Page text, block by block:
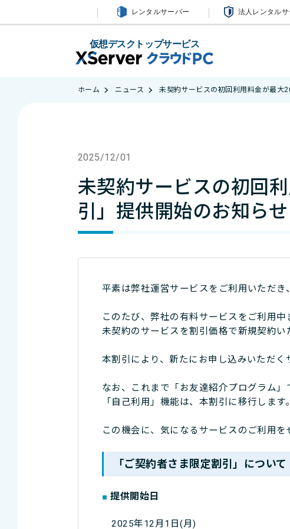
レンタルサーバー 法人レンタル
仮想デスクトップサービス
ホーム ニュース 未契約サービスの初回利用料金が最大
2025/12/01
未契約サービスの初回
引」提供開始のお知らせ
平素は弊社運営サービスをご利用いただき
このたび、弊社の有料サービスをご利用
未契約のサービスを割引価格で新規契約
本割引により、新たにお申し込みいただく
なお、これまで「お友達紹介プログラム」
「自己利用」機能は、本割引に移行します。
この機会に、気になるサービスのご利用を
「ご契約者さま限定割引」について
提供開始日
2025年12月1日(月)